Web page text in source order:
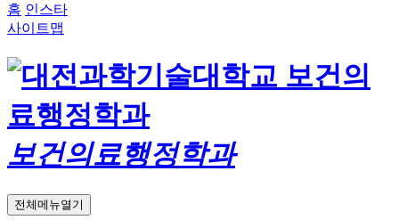
홈 인스타
사이트맵
보건의료행정학과
전체메뉴열기